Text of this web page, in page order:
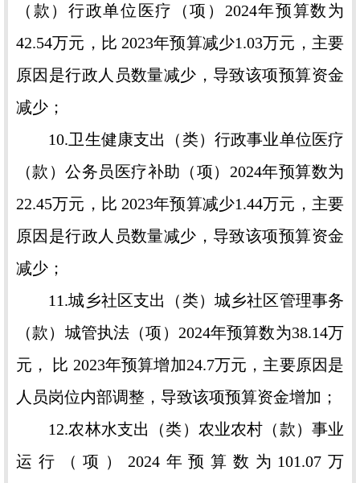
（款）行政单位医疗（项）2024年预算数为
42.54万元，比 2023年预算减少1.03万元，主要
原因是行政人员数量减少，导致该项预算资金
减少；
10.卫生健康支出（类）行政事业单位医疗
（款）公务员医疗补助（项）2024年预算数为
22.45万元，比 2023年预算减少1.44万元，主要
原因是行政人员数量减少，导致该项预算资金
减少；
11.城乡社区支出（类）城乡社区管理事务
（款）城管执法（项）2024年预算数为38.14万
元， 比 2023年预算增加24.7万元，主要原因是
人员岗位内部调整，导致该项预算资金增加；
12.农林水支出（类）农业农村（款）事业
运行（项）2024年预算数为101.07万